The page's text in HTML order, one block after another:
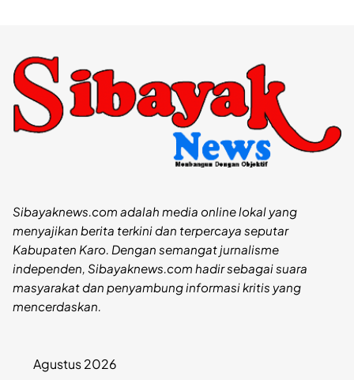
Sibayaknews.com adalah media online lokal yang
menyajikan berita terkini dan terpercaya seputar
Kabupaten Karo. Dengan semangat jurnalisme
independen, Sibayaknews.com hadir sebagai suara
masyarakat dan penyambung informasi kritis yang
mencerdaskan.
Agustus 2026